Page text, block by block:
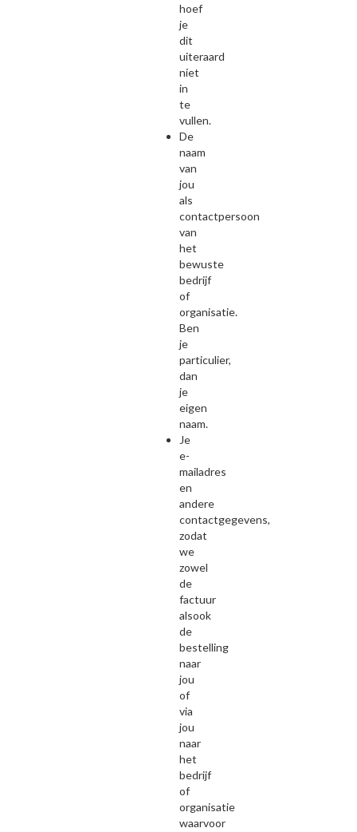
hoef
je
dit
uiteraard
niet
in
te
vullen.
De
naam
van
jou
als
contactpersoon
van
het
bewuste
bedrijf
of
organisatie.
Ben
je
particulier,
dan
je
eigen
naam.
Je
e-
mailadres
en
andere
contactgegevens,
zodat
we
zowel
de
factuur
alsook
de
bestelling
naar
jou
of
via
jou
naar
het
bedrijf
of
organisatie
waarvoor